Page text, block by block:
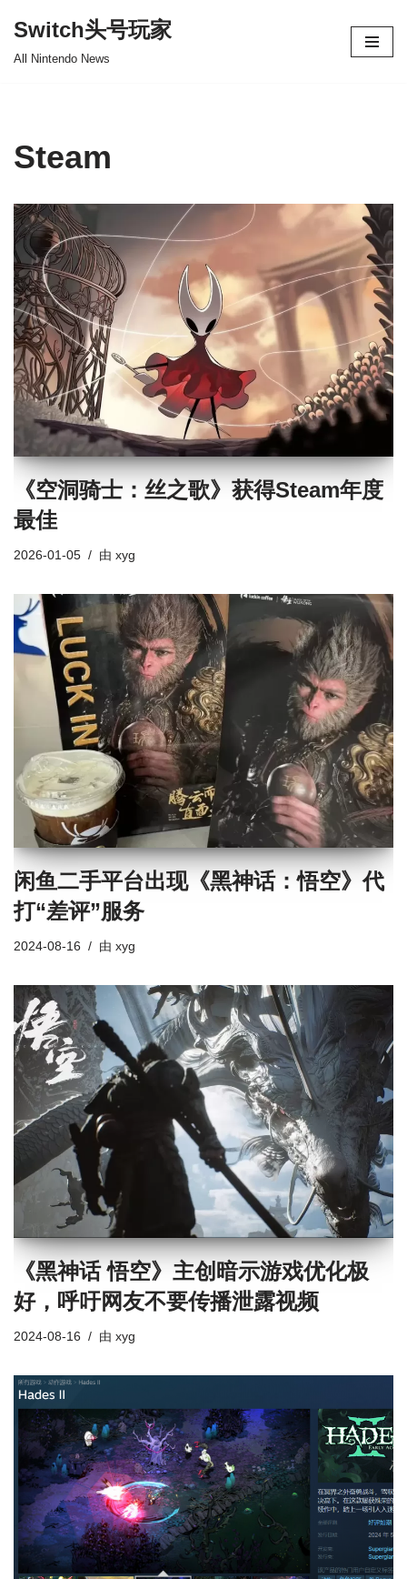
Switch头号玩家
All Nintendo News
Steam
《空洞骑士：丝之歌》获得Steam年度
最佳
2026-01-05 由 xyg
闲鱼二手平台出现《黑神话：悟空》代
打“差评”服务
2024-08-16 由 xyg
《黑神话 悟空》主创暗示游戏优化极
好，呼吁网友不要传播泄露视频
2024-08-16 由 xyg